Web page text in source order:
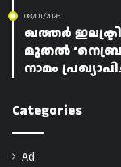
08/01/2026
ഖത്തർ
മുതൽ
നാമം
Categories
Ad